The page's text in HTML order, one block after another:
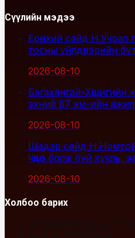
Сүүлийн мэдээ
Ерөнхий сайд Н.Учрал
тосны үйлдвэрийн
2026-08-10
Багахангай-Хөшигийн
эхний 87 км-ийн ажил
2026-08-10
Шадар сайд
чөдөр болж буй хууль,
2026-08-10
Холбоо барих